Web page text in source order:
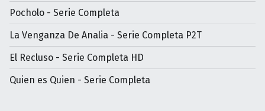
Pocholo - Serie Completa
La Venganza De Analia - Serie Completa P2T
El Recluso - Serie Completa HD
Quien es Quien - Serie Completa